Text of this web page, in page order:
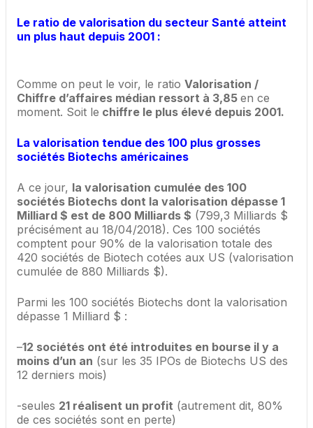
Le ratio de valorisation du secteur Santé atteint
un plus haut depuis 2001 :
Comme on peut le voir, le ratio Valorisation /
Chiffre d’affaires médian ressort à 3,85 en ce
moment. Soit le chiffre le plus élevé depuis 2001.
La valorisation tendue des 100 plus grosses
sociétés Biotechs américaines
A ce jour, la valorisation cumulée des 100
sociétés Biotechs dont la valorisation dépasse 1
Milliard $ est de 800 Milliards $ (799,3 Milliards $
précisément au 18/04/2018). Ces 100 sociétés
comptent pour 90% de la valorisation totale des
420 sociétés de Biotech cotées aux US (valorisation
cumulée de 880 Milliards $).
Parmi les 100 sociétés Biotechs dont la valorisation
dépasse 1 Milliard $ :
–12 sociétés ont été introduites en bourse il y a
moins d’un an (sur les 35 IPOs de Biotechs US des
12 derniers mois)
-seules 21 réalisent un profit (autrement dit, 80%
de ces sociétés sont en perte)